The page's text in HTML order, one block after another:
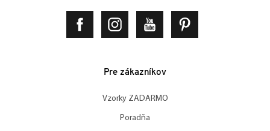
Pre zákazníkov
Vzorky ZADARMO
Poradňa